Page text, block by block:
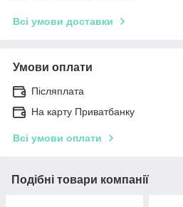
Всі умови доставки
Умови оплати
Післяплата
На карту Приватбанку
Всі умови оплати
Подібні товари компанії